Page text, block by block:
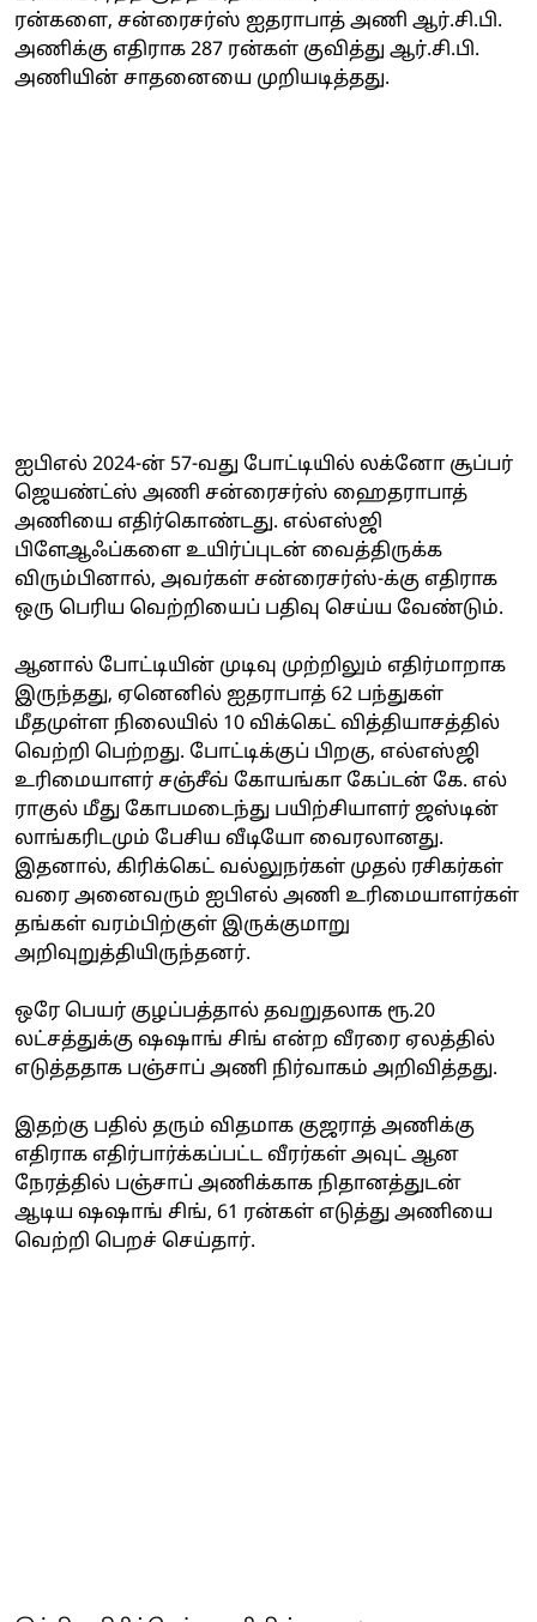
ரன்களை, சன்ரைசர்ஸ் ஐதராபாத் அணி ஆர்.சி.பி.
அணிக்கு எதிராக 287 ரன்கள் குவித்து ஆர்.சி.பி.
அணியின் சாதனையை முறியடித்தது.
ஐபிஎல் 2024-ன் 57-வது போட்டியில் லக்னோ சூப்பர்
ஜெயண்ட்ஸ் அணி சன்ரைசர்ஸ் ஹைதராபாத்
அணியை எதிர்கொண்டது. எல்எஸ்ஜி
பிளேஆஃப்களை உயிர்ப்புடன் வைத்திருக்க
விரும்பினால், அவர்கள் சன்ரைசர்ஸ்-க்கு எதிராக
ஒரு பெரிய வெற்றியைப் பதிவு செய்ய வேண்டும்.
ஆனால் போட்டியின் முடிவு முற்றிலும் எதிர்மாறாக
இருந்தது, ஏனெனில் ஐதராபாத் 62 பந்துகள்
மீதமுள்ள நிலையில் 10 விக்கெட் வித்தியாசத்தில்
வெற்றி பெற்றது. போட்டிக்குப் பிறகு, எல்எஸ்ஜி
உரிமையாளர் சஞ்சீவ் கோயங்கா கேப்டன் கே. எல்
ராகுல் மீது கோபமடைந்து பயிற்சியாளர் ஜஸ்டின்
லாங்கரிடமும் பேசிய வீடியோ வைரலானது.
இதனால், கிரிக்கெட் வல்லுநர்கள் முதல் ரசிகர்கள்
வரை அனைவரும் ஐபிஎல் அணி உரிமையாளர்கள்
தங்கள் வரம்பிற்குள் இருக்குமாறு
அறிவுறுத்தியிருந்தனர்.
ஒரே பெயர் குழப்பத்தால் தவறுதலாக ரூ.20
லட்சத்துக்கு ஷஷாங் சிங் என்ற வீரரை ஏலத்தில்
எடுத்ததாக பஞ்சாப் அணி நிர்வாகம் அறிவித்தது.
இதற்கு பதில் தரும் விதமாக குஜராத் அணிக்கு
எதிராக எதிர்பார்க்கப்பட்ட வீரர்கள் அவுட் ஆன
நேரத்தில் பஞ்சாப் அணிக்காக நிதானத்துடன்
ஆடிய ஷஷாங் சிங், 61 ரன்கள் எடுத்து அணியை
வெற்றி பெறச் செய்தார்.